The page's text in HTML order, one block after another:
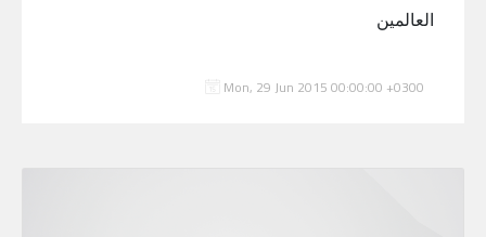
العالمين
Mon, 29 Jun 2015 00:00:00 +0300